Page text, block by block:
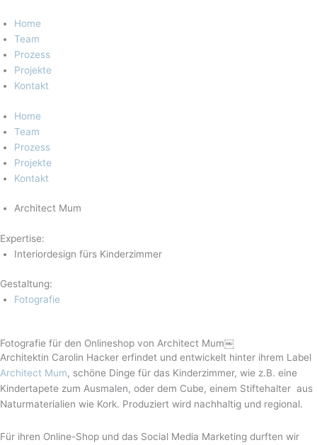
Inhalt
springen
Home
Team
Prozess
Projekte
Kontakt
Home
Team
Prozess
Projekte
Kontakt
Architect Mum
Expertise:
Interiordesign fürs Kinderzimmer
Gestaltung:
Fotografie
Fotografie für den Onlineshop von Architect Mum￼
Architektin Carolin Hacker erfindet und entwickelt hinter ihrem Label
Architect Mum, schöne Dinge für das Kinderzimmer, wie z.B. eine
Kindertapete zum Ausmalen, oder dem Cube, einem Stiftehalter aus
Naturmaterialien wie Kork. Produziert wird nachhaltig und regional.
Für ihren Online-Shop und das Social Media Marketing durften wir